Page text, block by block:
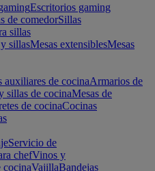
Escritorios gaming
de comedorSillas
sillas
sillasMesas extensiblesMesas
auxiliares de cocinaArmarios de
sillas de cocinaMesas de
de cocinaCocinas
Servicio de
chefVinos y
cocinaVajillaBandejas